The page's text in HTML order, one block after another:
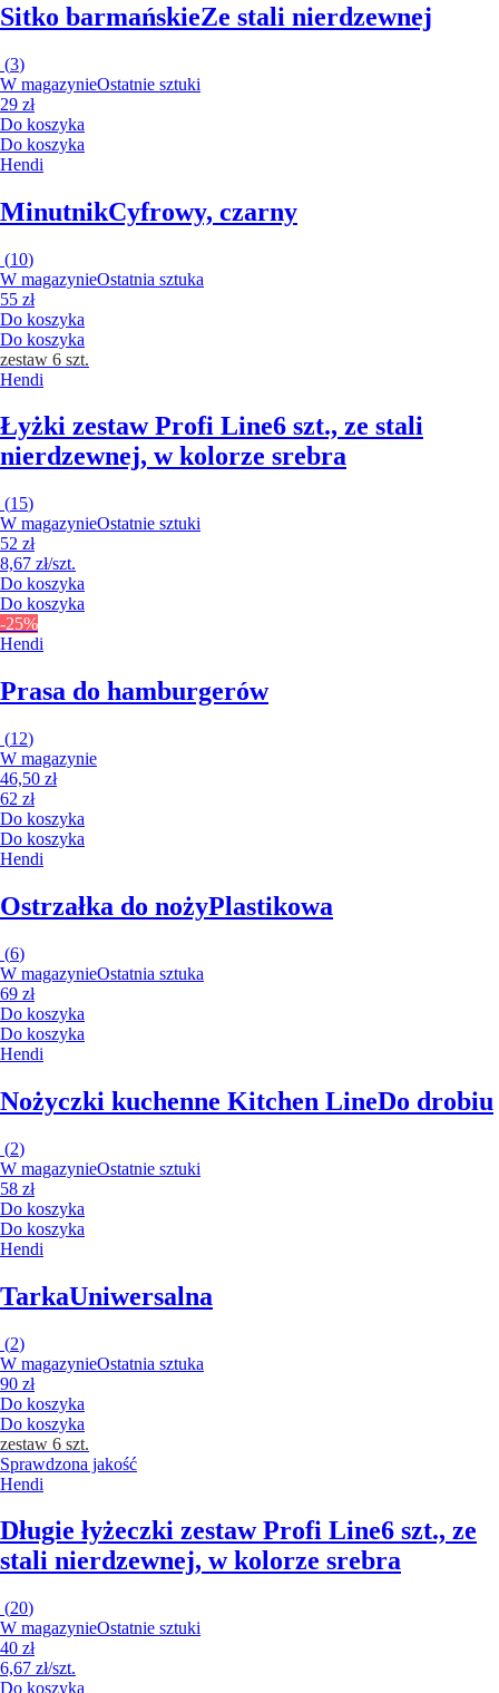
Sitko barmańskieZe stali nierdzewnej
(3)
W magazynieOstatnie sztuki
29 zł
Do koszyka
Do koszyka
Hendi
MinutnikCyfrowy, czarny
(10)
W magazynieOstatnia sztuka
55 zł
Do koszyka
Do koszyka
zestaw 6 szt.
Hendi
Łyżki zestaw Profi Line6 szt., ze stali
nierdzewnej, w kolorze srebra
(15)
W magazynieOstatnie sztuki
52 zł
8,67 zł/szt.
Do koszyka
Do koszyka
-25%
Hendi
Prasa do hamburgerów
(12)
W magazynie
46,50 zł
62 zł
Do koszyka
Do koszyka
Hendi
Ostrzałka do nożyPlastikowa
(6)
W magazynieOstatnia sztuka
69 zł
Do koszyka
Do koszyka
Hendi
Nożyczki kuchenne Kitchen LineDo drobiu
(2)
W magazynieOstatnie sztuki
58 zł
Do koszyka
Do koszyka
Hendi
TarkaUniwersalna
(2)
W magazynieOstatnia sztuka
90 zł
Do koszyka
Do koszyka
zestaw 6 szt.
Sprawdzona jakość
Hendi
Długie łyżeczki zestaw Profi Line6 szt., ze
stali nierdzewnej, w kolorze srebra
(20)
W magazynieOstatnie sztuki
40 zł
6,67 zł/szt.
Do koszyka